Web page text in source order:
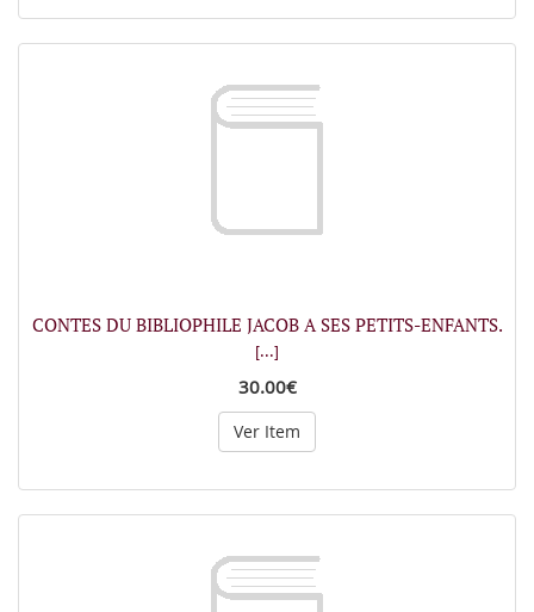
CONTES DU BIBLIOPHILE JACOB A SES PETITS-ENFANTS.
[...]
30.00€
Ver Item